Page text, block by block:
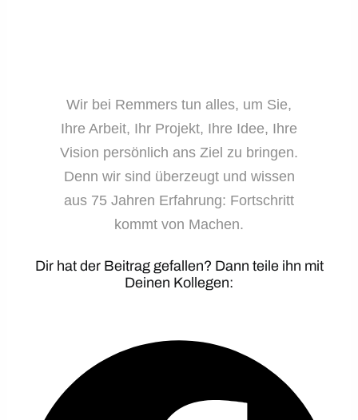
Wir bei Remmers tun alles, um Sie,
Ihre Arbeit, Ihr Projekt, Ihre Idee, Ihre
Vision persönlich ans Ziel zu bringen.
Denn wir sind überzeugt und wissen
aus 75 Jahren Erfahrung: Fortschritt
kommt von Machen.
Dir hat der Beitrag gefallen? Dann teile ihn mit
Deinen Kollegen: